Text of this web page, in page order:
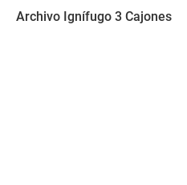
Archivo Ignífugo 3 Cajones